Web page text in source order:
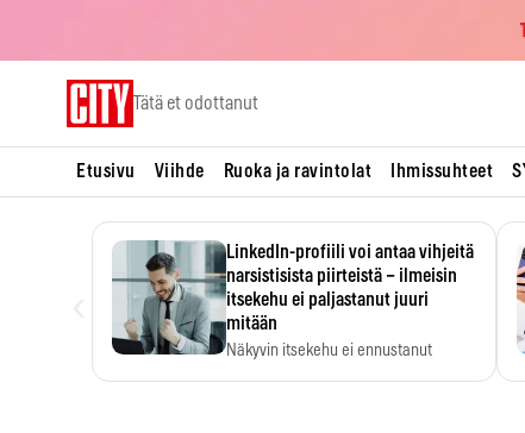
Tätä et odottanut
Etusivu Viihde Ruoka ja ravintolat Ihmissuhteet
LinkedIn-profiili voi antaa vihjeitä
narsistisista piirteistä – ilmeisin
itsekehu ei paljastanut juuri
mitään
Näkyvin itsekehu ei ennustanut